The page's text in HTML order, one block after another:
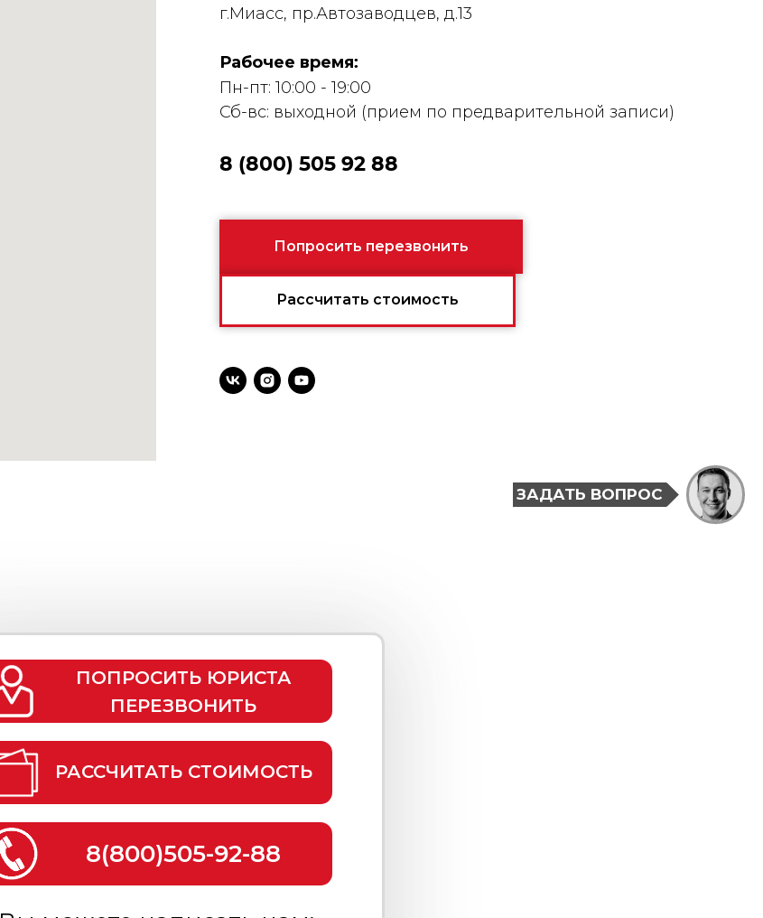
г.Миасс, пр.Автозаводцев, д.13
Рабочее время:
Пн-пт: 10:00 - 19:00
Сб-вс: выходной (прием по предварительной записи)
8 (800) 505 92 88
Попросить перезвонить
Рассчитать стоимость
ЗАДАТЬ ВОПРОС
РАССЧИТАТЬ СТОИМОСТЬ
8(800)505-92-88
ПОПРОСИТЬ ЮРИСТА
ПЕРЕЗВОНИТЬ